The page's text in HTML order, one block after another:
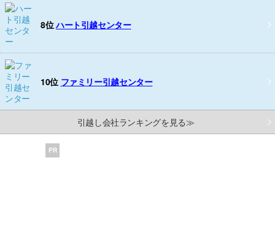
8位ハート引越センター
10位 ファミリー引越センター
引越し会社ランキングを見る≫
PR